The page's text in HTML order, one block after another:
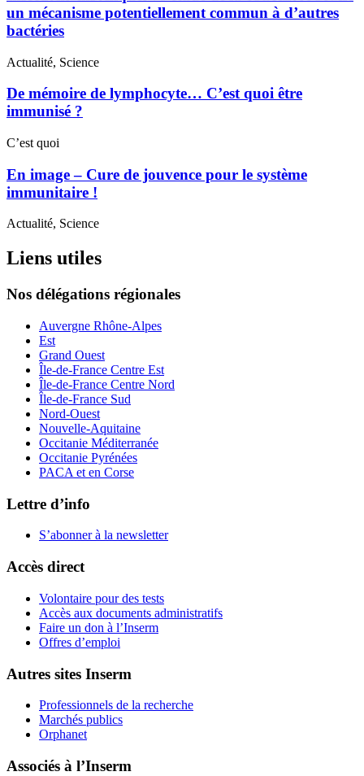
un mécanisme potentiellement commun à d’autres
bactéries
Actualité, Science
De mémoire de lymphocyte… C’est quoi être
immunisé ?
C’est quoi
En image – Cure de jouvence pour le système
immunitaire !
Actualité, Science
Liens utiles
Nos délégations régionales
Auvergne Rhône-Alpes
Est
Grand Ouest
Île-de-France Centre Est
Île-de-France Centre Nord
Île-de-France Sud
Nord-Ouest
Nouvelle-Aquitaine
Occitanie Méditerranée
Occitanie Pyrénées
PACA et en Corse
Lettre d’info
S’abonner à la newsletter
Accès direct
Volontaire pour des tests
Accès aux documents administratifs
Faire un don à l’Inserm
Offres d’emploi
Autres sites Inserm
Professionnels de la recherche
Marchés publics
Orphanet
Associés à l’Inserm